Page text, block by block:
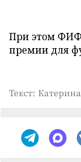
При этом
премии для
Текст: